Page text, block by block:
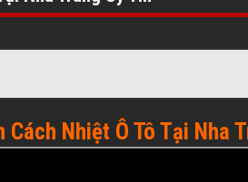
Cách Nhiệt Ô Tô Tại Nha